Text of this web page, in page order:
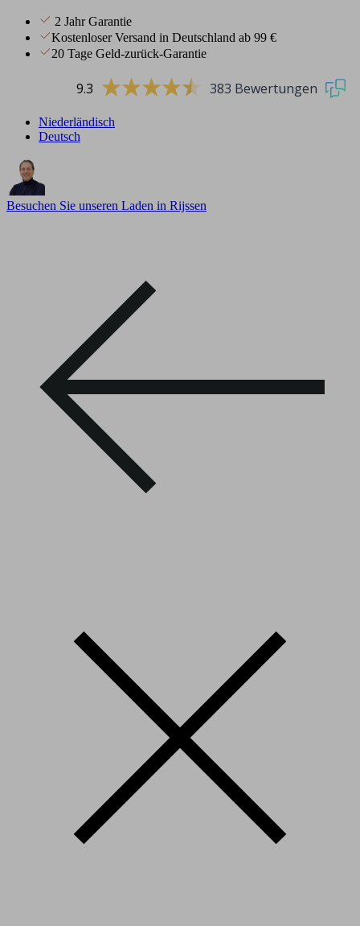
2 Jahr Garantie
Kostenloser Versand in Deutschland ab 99 €
20 Tage Geld-zurück-Garantie
9.3 383 Bewertungen
Niederländisch
Deutsch
Besuchen Sie unseren Laden in Rijssen